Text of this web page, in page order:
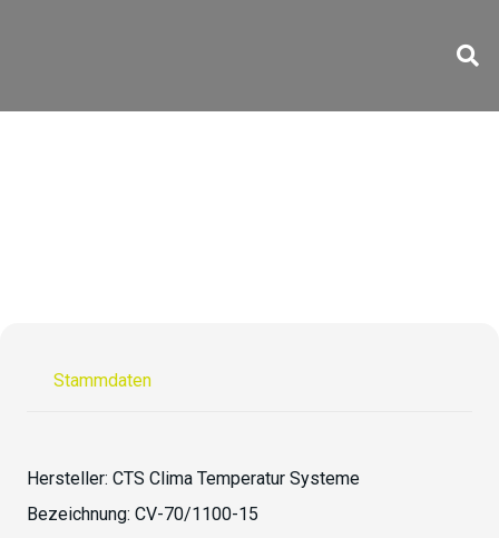
Stammdaten
Hersteller: CTS Clima Temperatur Systeme
Bezeichnung: CV-70/1100-15